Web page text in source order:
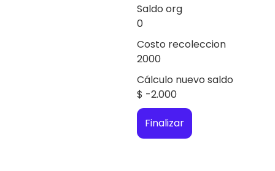
Saldo org
0
Costo recoleccion
2000
Cálculo nuevo saldo
$ -2.000
Finalizar